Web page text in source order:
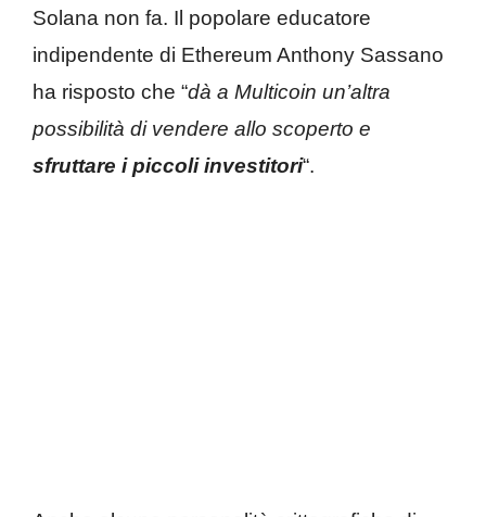
Solana non fa. Il popolare educatore
indipendente di Ethereum Anthony Sassano
ha risposto che “dà a Multicoin un’altra
possibilità di vendere allo scoperto e
sfruttare i piccoli investitori“.